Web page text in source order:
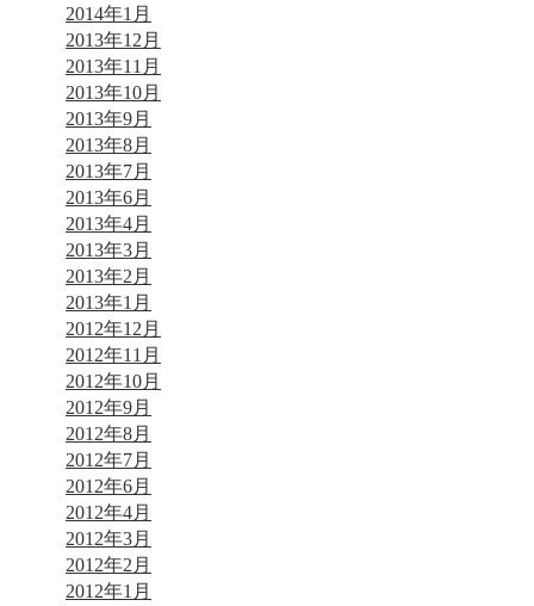
2014年1月
2013年12月
2013年11月
2013年10月
2013年9月
2013年8月
2013年7月
2013年6月
2013年4月
2013年3月
2013年2月
2013年1月
2012年12月
2012年11月
2012年10月
2012年9月
2012年8月
2012年7月
2012年6月
2012年4月
2012年3月
2012年2月
2012年1月